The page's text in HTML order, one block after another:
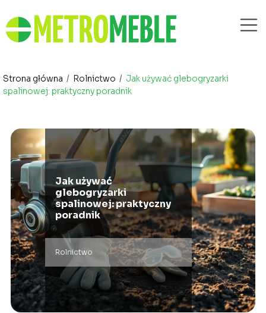
Strona główna / Rolnictwo / Jak używać glebogryzarki
spalinowej: praktyczny poradnik
Jak używać
glebogryzarki
spalinowej: praktyczny
poradnik
Rolnictwo